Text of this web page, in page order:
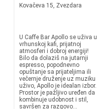
Kovačeva 15, Zvezdara
U Caffe Bar Apollo se uživa u
vrhunskoj kafi, prijatnoj
atmosferi i dobroj energiji!
Bilo da dolaziš na jutarnji
espresso, popodnevno
opuštanje sa prijateljima ili
večernje druženje uz muziku
uživo, Apollo je idealan izbor.
Prostor je pažljivo uređen da
kombinuje udobnost i stil,
savršen za razgovo...